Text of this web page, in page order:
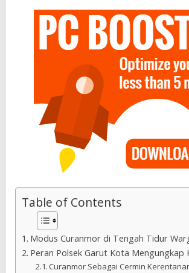
Table of Contents
Modus Curanmor di Tengah Tidur
Peran Polsek Garut Kota Mengungkap
Curanmor Sebagai Cermin